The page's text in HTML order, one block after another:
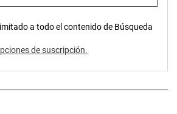
a todo el contenido de Búsqueda
de suscripción.